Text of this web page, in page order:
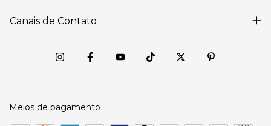
Canais de Contato
Meios de pagamento